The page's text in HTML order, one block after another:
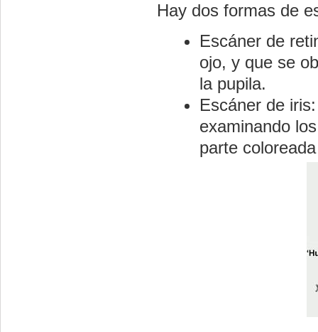
Hay dos formas de
Escáner de
ojo, y que se
la pupila.
Escáner de
examinando
parte